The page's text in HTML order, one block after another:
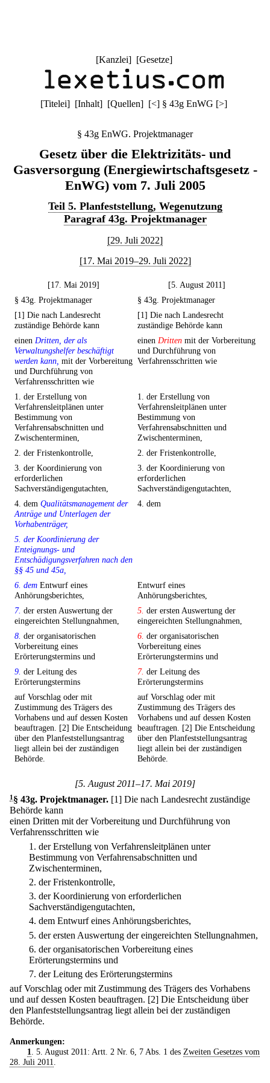
[Kanzlei] [Gesetze]
[Titelei] [Inhalt] [Quellen] [<] § 43g EnWG [>]
§ 43g EnWG. Projektmanager
Gesetz über die Elektrizitäts- und
Gasversorgung (Energiewirtschaftsgesetz -
EnWG) vom 7. Juli 2005
Teil 5. Planfeststellung, Wegenutzung
Paragraf 43g. Projektmanager
[29. Juli 2022]
[17. Mai 2019–29. Juli 2022]
[17. Mai 2019]
[5. August 2011]
§ 43g. Projektmanager
§ 43g. Projektmanager
[1] Die nach Landesrecht
zuständige Behörde kann
[1] Die nach Landesrecht
zuständige Behörde kann
einen Dritten, der als
Verwaltungshelfer beschäftigt
werden kann, mit der Vorbereitung
und Durchführung von
Verfahrensschritten wie
einen Dritten mit der Vorbereitung
und Durchführung von
Verfahrensschritten wie
1. der Erstellung von
Verfahrensleitplänen unter
Bestimmung von
Verfahrensabschnitten und
Zwischenterminen,
1. der Erstellung von
Verfahrensleitplänen unter
Bestimmung von
Verfahrensabschnitten und
Zwischenterminen,
2. der Fristenkontrolle,
2. der Fristenkontrolle,
3. der Koordinierung von
erforderlichen
Sachverständigengutachten,
3. der Koordinierung von
erforderlichen
Sachverständigengutachten,
4. dem Qualitätsmanagement der
Anträge und Unterlagen der
Vorhabenträger,
4. dem
5. der Koordinierung der
Enteignungs- und
Entschädigungsverfahren nach den
§§ 45 und 45a,
6. dem Entwurf eines
Anhörungsberichtes,
Entwurf eines
Anhörungsberichtes,
7. der ersten Auswertung der
eingereichten Stellungnahmen,
5. der ersten Auswertung der
eingereichten Stellungnahmen,
8. der organisatorischen
Vorbereitung eines
Erörterungstermins und
6. der organisatorischen
Vorbereitung eines
Erörterungstermins und
9. der Leitung des
Erörterungstermins
7. der Leitung des
Erörterungstermins
auf Vorschlag oder mit
Zustimmung des Trägers des
Vorhabens und auf dessen Kosten
beauftragen. [2] Die Entscheidung
über den Planfeststellungsantrag
liegt allein bei der zuständigen
Behörde.
auf Vorschlag oder mit
Zustimmung des Trägers des
Vorhabens und auf dessen Kosten
beauftragen. [2] Die Entscheidung
über den Planfeststellungsantrag
liegt allein bei der zuständigen
Behörde.
[5. August 2011–17. Mai 2019]
1§ 43g. Projektmanager. [1] Die nach Landesrecht zuständige
Behörde kann
einen Dritten mit der Vorbereitung und Durchführung von
Verfahrensschritten wie
1. der Erstellung von Verfahrensleitplänen unter
Bestimmung von Verfahrensabschnitten und
Zwischenterminen,
2. der Fristenkontrolle,
3. der Koordinierung von erforderlichen
Sachverständigengutachten,
4. dem Entwurf eines Anhörungsberichtes,
5. der ersten Auswertung der eingereichten Stellungnahmen,
6. der organisatorischen Vorbereitung eines
Erörterungstermins und
7. der Leitung des Erörterungstermins
auf Vorschlag oder mit Zustimmung des Trägers des Vorhabens
und auf dessen Kosten beauftragen. [2] Die Entscheidung über
den Planfeststellungsantrag liegt allein bei der zuständigen
Behörde.
Anmerkungen:
1
. 5. August 2011: Artt. 2 Nr. 6, 7 Abs. 1 des Zweiten Gesetzes vom
28. Juli 2011